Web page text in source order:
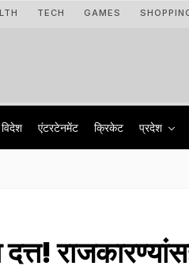
TECH GAMES
विदेश एंटरटेनमेंट क्रिकेट प्रदेश